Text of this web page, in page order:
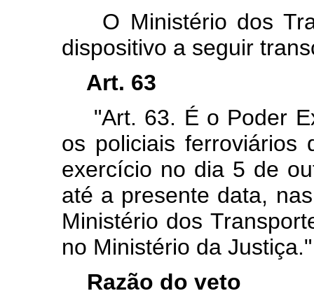
O Ministério dos
dispositivo a seguir
Art. 63
"Art. 63. É o Poder
os policiais ferroviários
exercício no dia 5 de
até a presente data,
Ministério dos
no Ministério da Justiça."
Razão do veto